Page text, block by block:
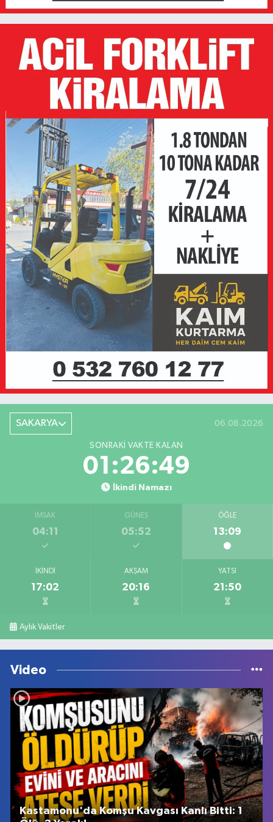
SAKARYA 06.08.2026
SONRAKI VAKTE KALAN
01:26:49
İkindi Namazı
İMSAK
04:11
GÜNEŞ
05:52
ÖĞLE
13:09
İKINDI
17:02
AKŞAM
20:16
YATSI
21:50
Aylık Vakitler
Video
Kastamonu'da Komşu Kavgası Kanlı Bitti: 1